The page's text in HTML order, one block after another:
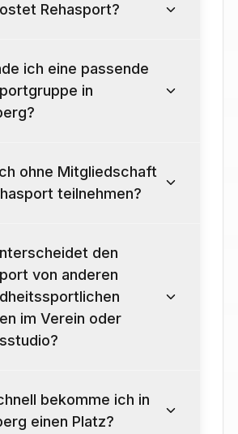
Rehasport?
ich eine passende
in
ohne Mitgliedschaft
teilnehmen?
den
von anderen
im Verein oder
bekomme ich in
einen Platz?